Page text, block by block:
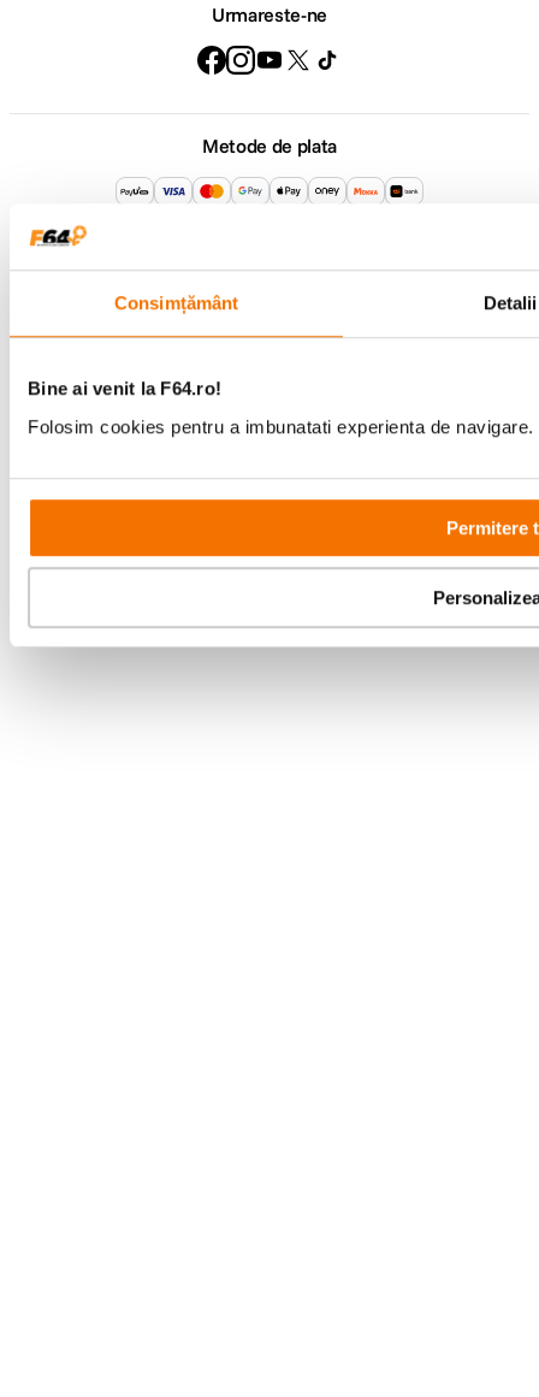
Consimțământ Detalii
Bine ai venit la F64.ro!
Folosim cookies pentru a imbunatati experienta de
Permitere
Urmareste-ne
Metode de plata
Comenzi si suport
+40 21 270 0050
09:00 - 21:00
Showroom